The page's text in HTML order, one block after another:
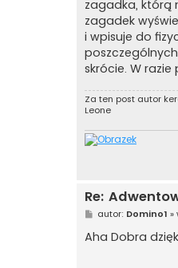
zagadka, którą
zagadek
i wpisuje do
skrócie. W
Za ten post autor
Leone
Re:
P
s
t
autor: Domino1 »
Aha Dobra